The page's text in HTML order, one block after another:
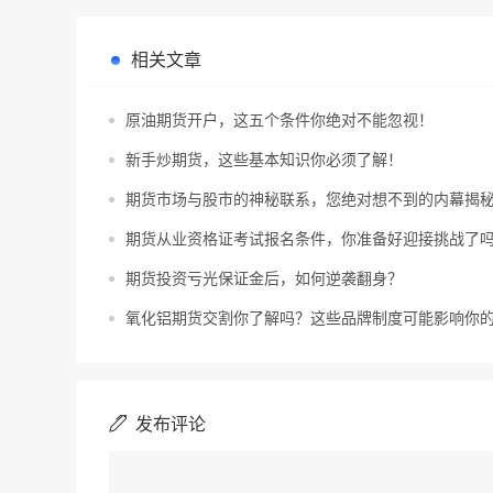
相关文章
原油期货开户，这五个条件你绝对不能忽视！
新手炒期货，这些基本知识你必须了解！
期货市场与股市的神秘联系，您绝对想不到的内幕揭秘
期货从业资格证考试报名条件，你准备好迎接挑战了吗
期货投资亏光保证金后，如何逆袭翻身？
氧化铝期货交割你了解吗？这些品牌制度可能影响你的
发布评论